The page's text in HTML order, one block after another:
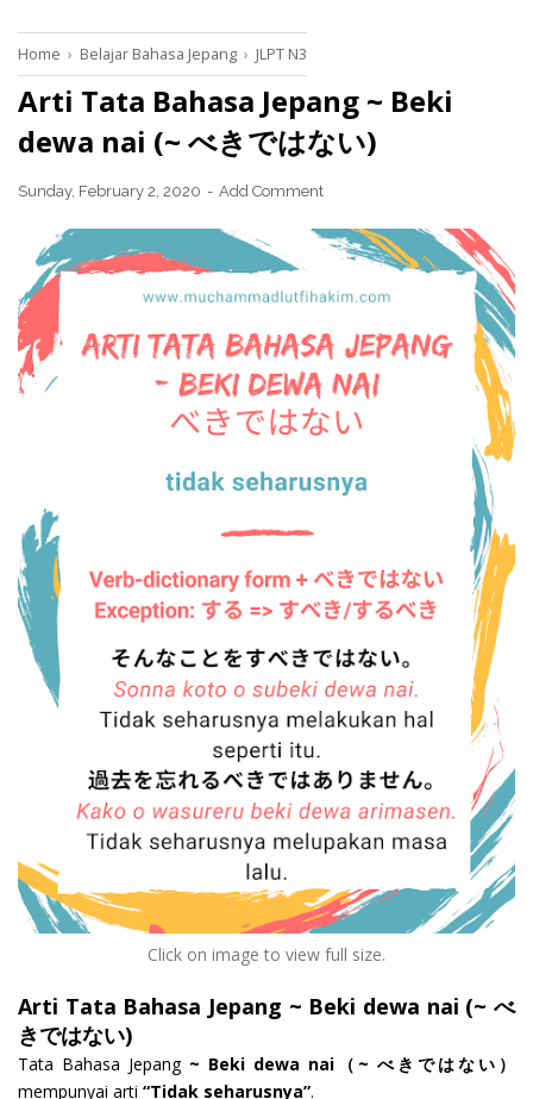
Home › Belajar Bahasa Jepang › JLPT N3
Arti Tata Bahasa Jepang ~ Beki
dewa nai (~ べきではない)
Sunday, February 2, 2020 Add Comment
Click on image to view full size.
Arti Tata Bahasa Jepang ~ Beki dewa nai (~ べ
きではない)
Tata Bahasa Jepang ~ Beki dewa nai（~ べきではない）
mempunyai arti “Tidak seharusnya”.